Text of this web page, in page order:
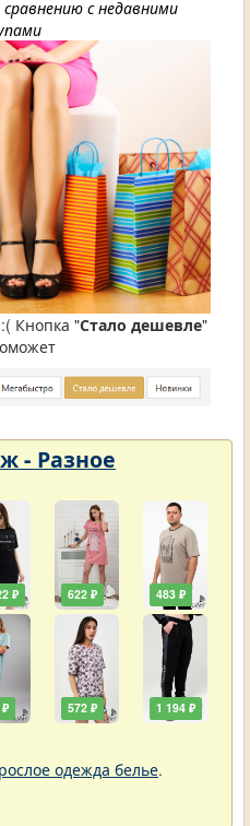
с недавними
Кнопка "Стало дешевле"
- Разное
₽ 622 ₽
572 ₽
483 ₽
1 194 ₽
одежда белье.